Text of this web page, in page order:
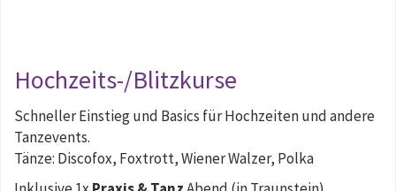
Hochzeits-/Blitzkurse
Schneller Einstieg und Basics für Hochzeiten und andere
Tanzevents.
Tänze: Discofox, Foxtrott, Wiener Walzer, Polka